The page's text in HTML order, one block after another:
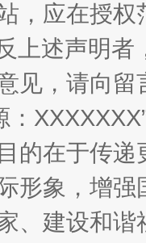
谢
，应在授
上述声明
见，请向
：
的在于传
形象，增
、建设和